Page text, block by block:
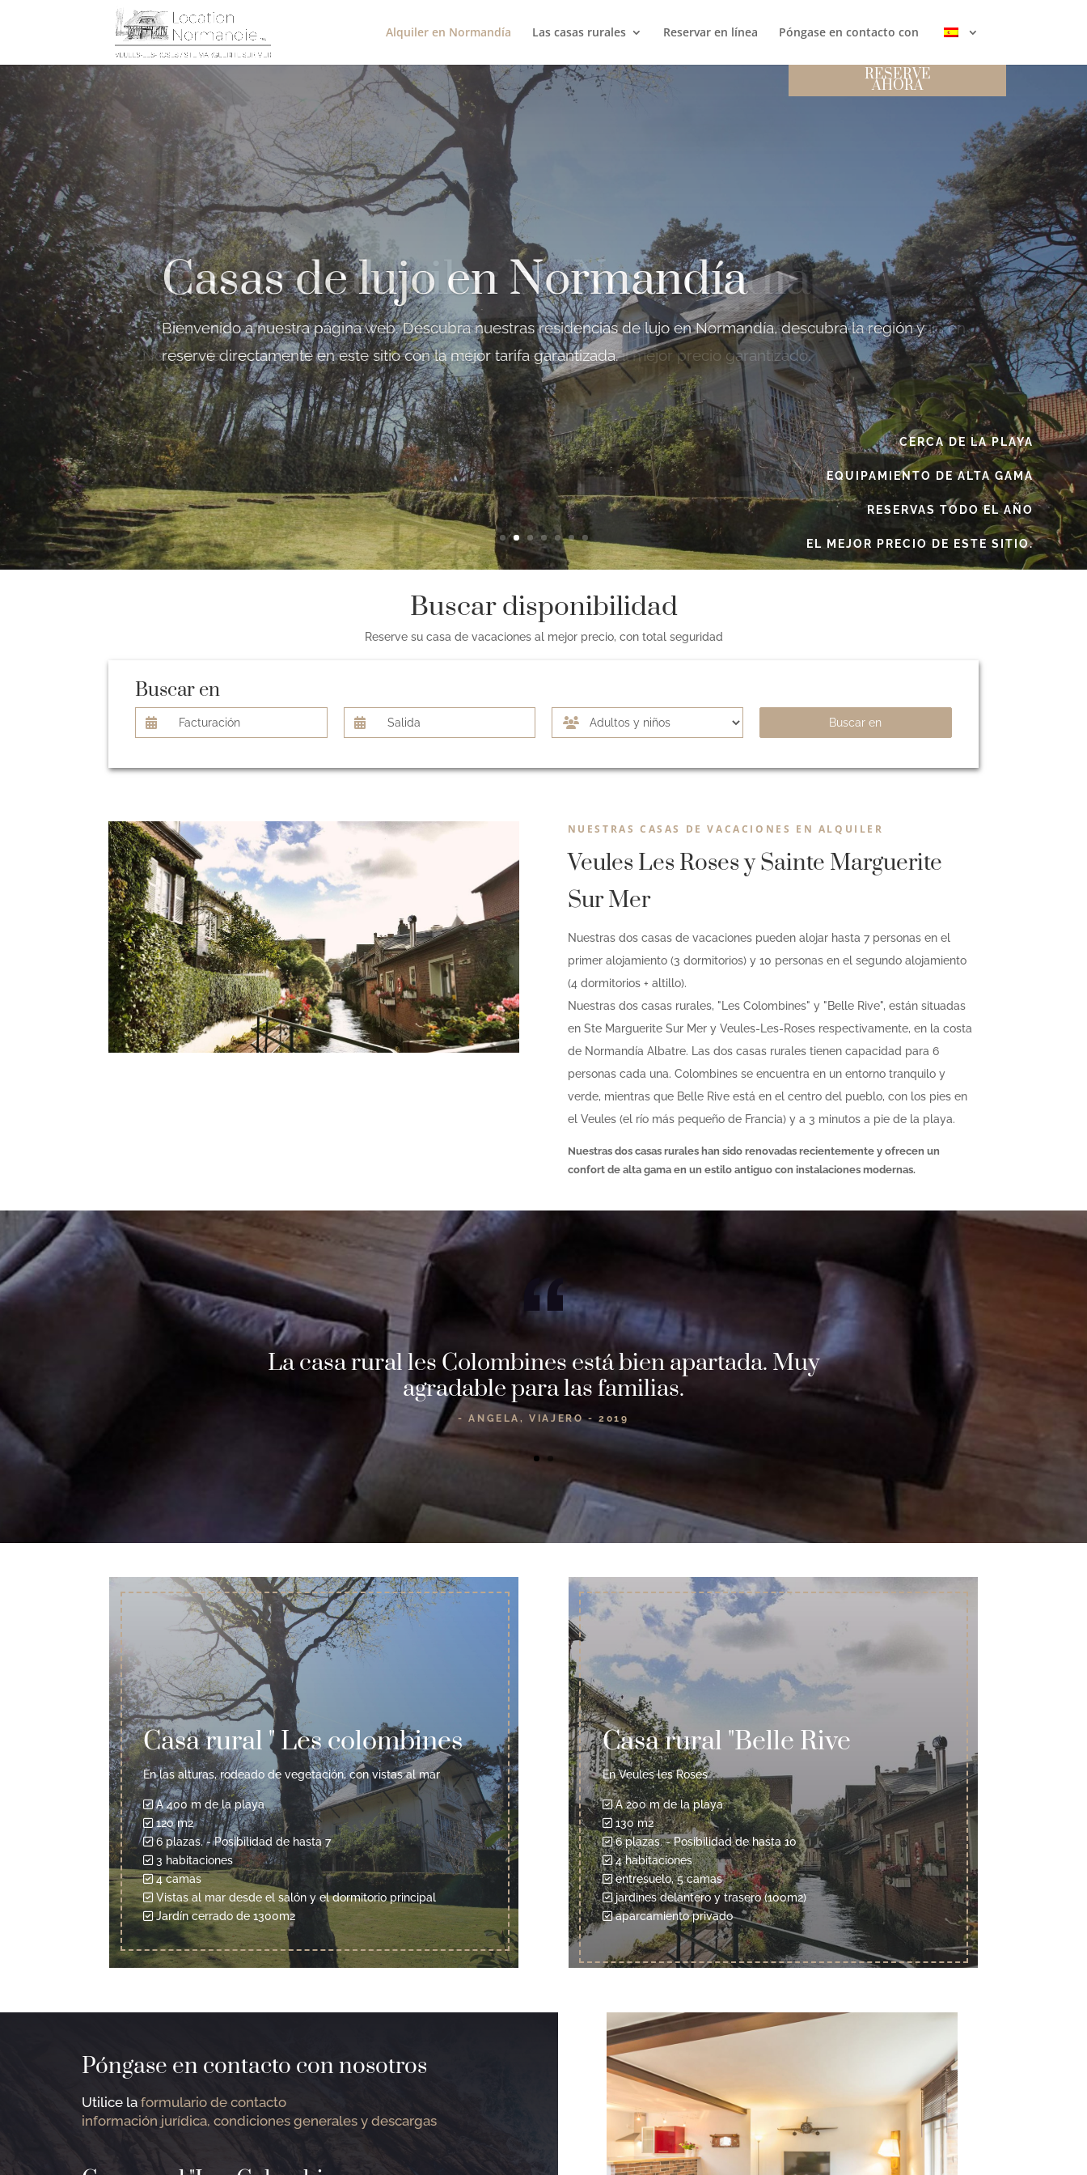
Alquiler en Normandía Las casas rurales Reservar en línea Póngase en contacto con
RESERVE
AHORA
Casas de lujo en Normandía
Bienvenido a nuestra página web. Descubra nuestras residencias de lujo en Normandía, descubra la región y
reserve directamente en este sitio con la mejor tarifa garantizada.
CERCA DE LA PLAYA
EQUIPAMIENTO DE ALTA GAMA
RESERVAS TODO EL AÑO
EL MEJOR PRECIO DE ESTE SITIO.
Buscar disponibilidad
Reserve su casa de vacaciones al mejor precio, con total seguridad
Buscar en
NUESTRAS CASAS DE VACACIONES EN ALQUILER
Veules Les Roses y Sainte Marguerite
Sur Mer
Nuestras dos casas de vacaciones pueden alojar hasta 7 personas en el
primer alojamiento (3 dormitorios) y 10 personas en el segundo alojamiento
(4 dormitorios + altillo).
Nuestras dos casas rurales, "Les Colombines" y "Belle Rive", están situadas
en Ste Marguerite Sur Mer y Veules-Les-Roses respectivamente, en la costa
de Normandía Albatre. Las dos casas rurales tienen capacidad para 6
personas cada una. Colombines se encuentra en un entorno tranquilo y
verde, mientras que Belle Rive está en el centro del pueblo, con los pies en
el Veules (el río más pequeño de Francia) y a 3 minutos a pie de la playa.
Nuestras dos casas rurales han sido renovadas recientemente y ofrecen un
confort de alta gama en un estilo antiguo con instalaciones modernas.
La casa rural les Colombines está bien apartada. Muy
agradable para las familias.
- ANGELA, VIAJERO - 2019
Casa rural " Les colombines
En las alturas, rodeado de vegetación, con vistas al mar
A 400 m de la playa
120 m2
6 plazas. - Posibilidad de hasta 7
3 habitaciones
4 camas
Vistas al mar desde el salón y el dormitorio principal
Jardín cerrado de 1300m2
Casa rural "Belle Rive
En Veules les Roses
A 200 m de la playa
130 m2
6 plazas. - Posibilidad de hasta 10
4 habitaciones
entresuelo, 5 camas
jardines delantero y trasero (100m2)
aparcamiento privado
Póngase en contacto con nosotros
Utilice la formulario de contacto
información jurídica, condiciones generales y descargas